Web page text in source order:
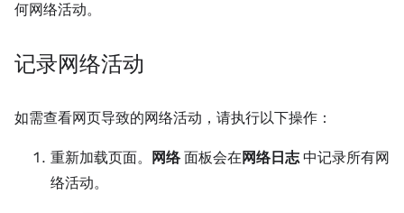
何网络活动。
记录网络活动
如需查看网页导致的网络活动，请执行以下操作：
重新加载页面。 网络面板会在网络日志中记录所有网
络活动。